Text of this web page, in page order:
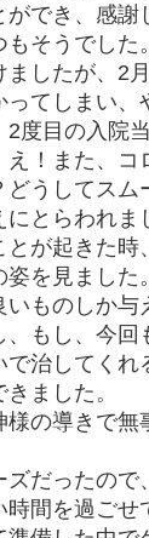
でき、感謝
そうでした。
したが、2
ってしまい、
2度目の入院
え！また、コ
どうしてス
にとらわれま
とが起きた
を見ました。
いものしか与
、もし、今回
治してくれ
ました。
の導きで無
ズだったの
間を過ごせ